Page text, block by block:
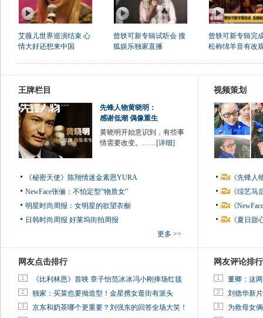
艾薇儿世界巡演结束 心
情大好还想来中国
曾轶可新专辑试听会 搜
狐娱乐独家直播
曾轶可新专辑完
松称绵羊音有改
王牌栏目
先锋人物黄晓明：
感谢低潮 偶像重生
黄晓明开始意识到，有些事
情需要改变。……[详细]
《秘密天使》陈翔情迷金素恩YURA
NewFace张俪：不怕定型“物质女”
明星时尚周报：女明星的欲望衣橱
日韩时尚周报 好莱坞街拍周报
更多 >>
视频策划
《先锋
《综艺
《
《夏日
网友点击排行
1 《比利林恩》首映 章子怡范冰冰冯小刚捧场红毯
2 独家：买菜也要拗造型！金星携女逛街有派头
3 京东和奶茶哪个更重要？刘强东的回答全场大笑！
网友评论排行
1 董卿：这
2 刘德华新
3 为救母女